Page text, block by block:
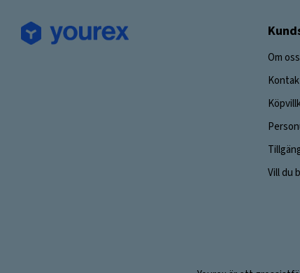
Om oss
Vill du